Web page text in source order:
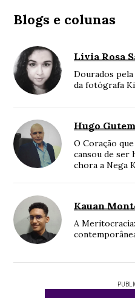
Blogs e colunas
Lívia Rosa
Dourados
da fotógrafa
Hugo
O Coração
cansou de ser
chora a Nega
Kauan
A